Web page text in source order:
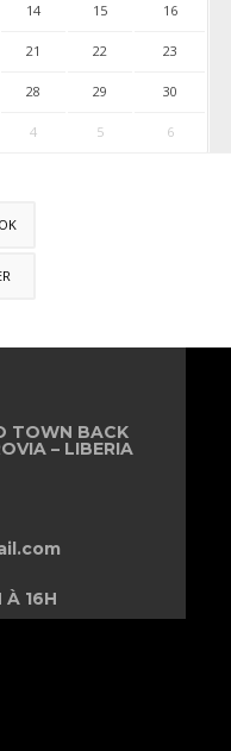
14 15 16
21 22 23
28 29 30
4 5 6
TOWN BACK
– LIBERIA
À 16H